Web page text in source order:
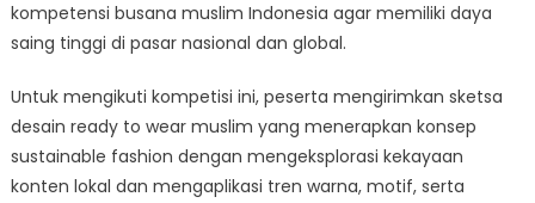
kompetensi busana muslim Indonesia agar memiliki daya
saing tinggi di pasar nasional dan global.
Untuk mengikuti kompetisi ini, peserta mengirimkan sketsa
desain ready to wear muslim yang menerapkan konsep
sustainable fashion dengan mengeksplorasi kekayaan
konten lokal dan mengaplikasi tren warna, motif, serta